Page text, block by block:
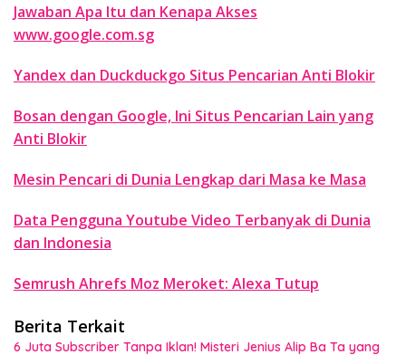
Jawaban Apa Itu dan Kenapa Akses
www.google.com.sg
Yandex dan Duckduckgo Situs Pencarian Anti Blokir
Bosan dengan Google, Ini Situs Pencarian Lain yang
Anti Blokir
Mesin Pencari di Dunia Lengkap dari Masa ke Masa
Data Pengguna Youtube Video Terbanyak di Dunia
dan Indonesia
Semrush Ahrefs Moz Meroket: Alexa Tutup
Berita Terkait
6 Juta Subscriber Tanpa Iklan! Misteri Jenius Alip Ba Ta yang